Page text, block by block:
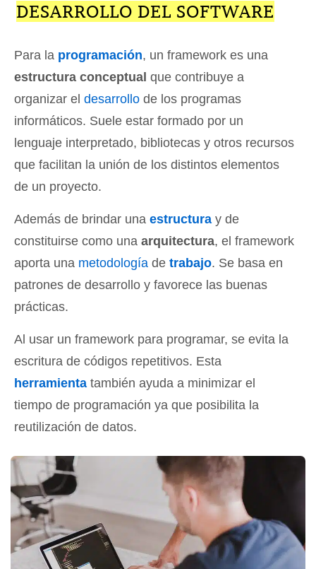
DESARROLLO DEL SOFTWARE
Para la programación, un framework es una
estructura conceptual que contribuye a
organizar el desarrollo de los programas
informáticos. Suele estar formado por un
lenguaje interpretado, bibliotecas y otros recursos
que facilitan la unión de los distintos elementos
de un proyecto.
Además de brindar una estructura y de
constituirse como una arquitectura, el framework
aporta una metodología de trabajo. Se basa en
patrones de desarrollo y favorece las buenas
prácticas.
Al usar un framework para programar, se evita la
escritura de códigos repetitivos. Esta
herramienta también ayuda a minimizar el
tiempo de programación ya que posibilita la
reutilización de datos.